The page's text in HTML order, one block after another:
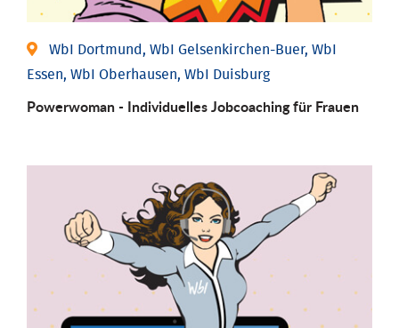
WbI Dortmund, WbI Gelsenkirchen-Buer, WbI
Essen, WbI Oberhausen, WbI Duisburg
Powerwoman - Individu­elles Job­coaching für Frauen